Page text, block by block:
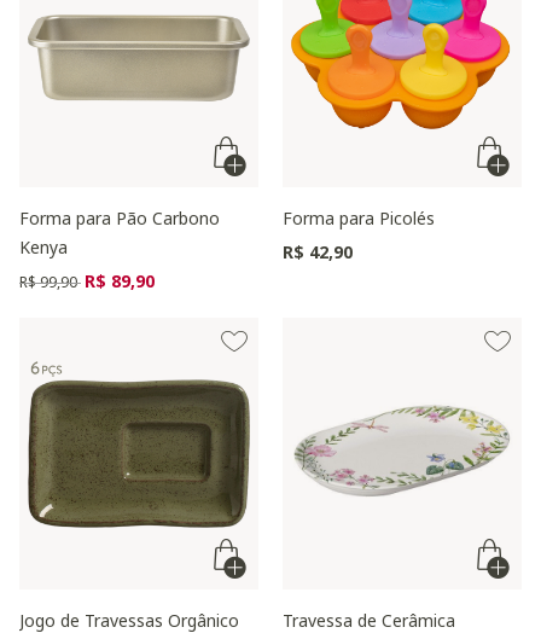
Forma para Pão Carbono
Kenya
Preço reduzido de
R$ 99,90 para
R$ 89,90
Forma para Picolés
R$ 42,90
Jogo de Travessas Orgânico
Travessa de Cerâmica